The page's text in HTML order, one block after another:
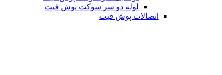
لوله دو سر سوکت پوش فیت
اتصالات پوش فیت